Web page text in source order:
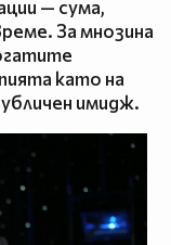
— сума,
За мнозина
като на
имидж.